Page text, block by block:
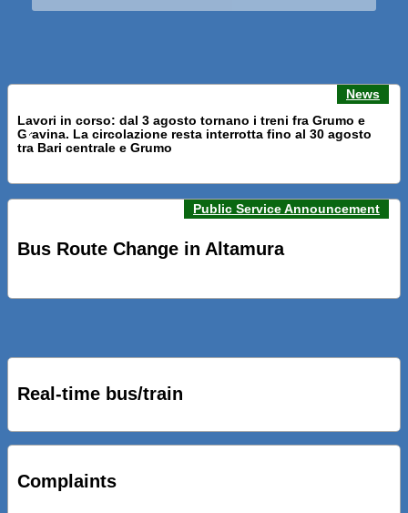
News
Lavori in corso: dal 3 agosto tornano i treni fra Grumo e
Gravina. La circolazione resta interrotta fino al 30 agosto
tra Bari centrale e Grumo
PRESENTATI A BARI NUOVI SERVIZI FALMAPS E LIVECHAT.
IL TUO BUS ED IL TUO TRENO
CICLOPEDONALE FAL CONSEGNA ALLA CITTA’ LE NOVE
OPERE DEL PROGETTO
Previous news Next
Public Service Announcement
Bus Route Change in Altamura
Real-time bus/train
Complaints